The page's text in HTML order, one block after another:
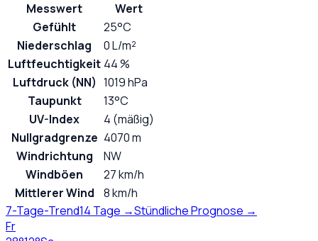
Messwert
Wert
Gefühlt
25°C
Niederschlag
0 L/m²
Luftfeuchtigkeit 44 %
Luftdruck (NN) 1019 hPa
Taupunkt
13°C
UV-Index
4 (mäßig)
Nullgradgrenze 4070 m
Windrichtung
NW
Windböen
27 km/h
Mittlerer Wind
8 km/h
7-Tage-Trend14 Tage →Stündliche Prognose →
Fr